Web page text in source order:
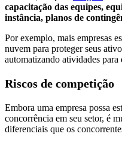
capacitação das equipes,
instância, planos de
Por exemplo, mais empresas
nuvem para proteger seus
automatizando atividades para
Riscos de competição
Embora uma empresa possa
concorrência em seu setor, é
diferenciais que os